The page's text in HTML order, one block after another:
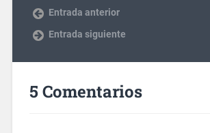
Entrada anterior
Entrada siguiente
5 Comentarios